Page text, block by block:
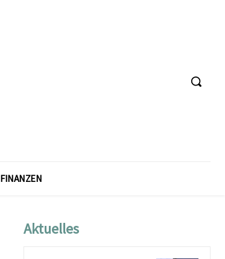
FINANZEN
Aktuelles